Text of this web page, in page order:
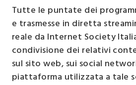
Tutte le puntate dei
e trasmesse in diretta
reale da Internet Society
condivisione dei relativi
sul sito web, sui social
piattaforma utilizzata a tale